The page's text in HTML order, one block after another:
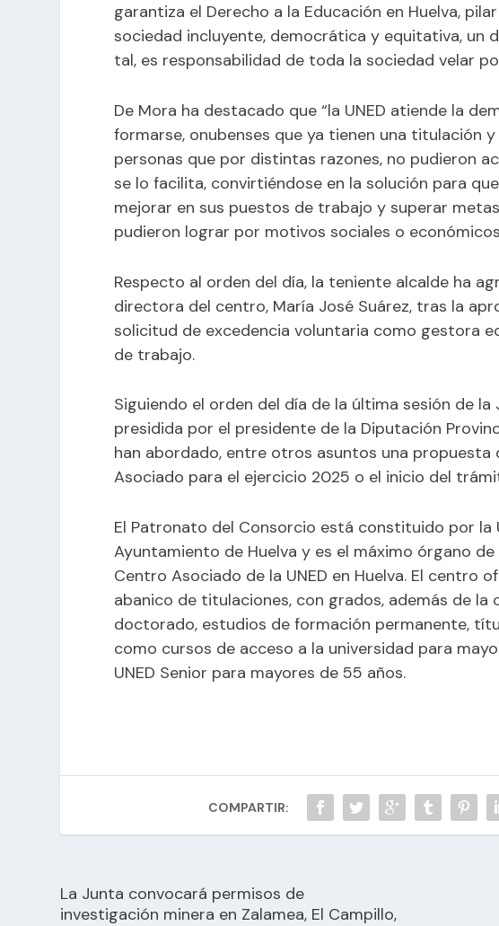
garantiza el Derecho a la Educación en Huelva,
sociedad incluyente, democrática y equitativa, un
tal, es responsabilidad de toda la sociedad velar
De Mora ha destacado que “la UNED atiende la
formarse, onubenses que ya tienen una titulación
personas que por distintas razones, no pudieron
se lo facilita, convirtiéndose en la solución para
mejorar en sus puestos de trabajo y superar
pudieron lograr por motivos sociales o
Respecto al orden del día, la teniente alcalde ha
directora del centro, María José Suárez, tras la
solicitud de excedencia voluntaria como gestora
de trabajo.
Siguiendo el orden del día de la última sesión de
presidida por el presidente de la Diputación
han abordado, entre otros asuntos una
Asociado para el ejercicio 2025 o el inicio del
El Patronato del Consorcio está constituido por la
Ayuntamiento de Huelva y es el máximo órgano
Centro Asociado de la UNED en Huelva. El centro
abanico de titulaciones, con grados, además de
doctorado, estudios de formación permanente,
como cursos de acceso a la universidad para
UNED Senior para mayores de 55 años.
COMPARTIR:
La Junta convocará permisos de
investigación minera en Zalamea, El Campillo,